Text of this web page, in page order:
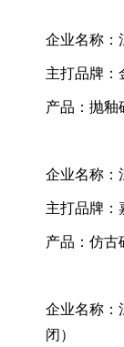
企业名称：
主打品牌：
产品：抛釉
企业名称：
主打品牌：
产品：仿古
企业名称：
闭）